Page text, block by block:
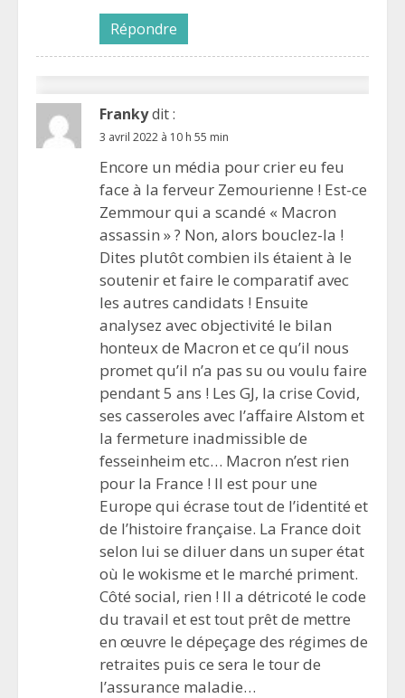
Répondre
Frankydit :
3 avril 2022 à 10 h 55 min
Encore un média pour crier eu feu
face à la ferveur Zemourienne ! Est-ce
Zemmour qui a scandé « Macron
assassin » ? Non, alors bouclez-la !
Dites plutôt combien ils étaient à le
soutenir et faire le comparatif avec
les autres candidats ! Ensuite
analysez avec objectivité le bilan
honteux de Macron et ce qu’il nous
promet qu’il n’a pas su ou voulu faire
pendant 5 ans ! Les GJ, la crise Covid,
ses casseroles avec l’affaire Alstom et
la fermeture inadmissible de
fesseinheim etc… Macron n’est rien
pour la France ! Il est pour une
Europe qui écrase tout de l’identité et
de l’histoire française. La France doit
selon lui se diluer dans un super état
où le wokisme et le marché priment.
Côté social, rien ! Il a détricoté le code
du travail et est tout prêt de mettre
en œuvre le dépeçage des régimes de
retraites puis ce sera le tour de
l’assurance maladie…